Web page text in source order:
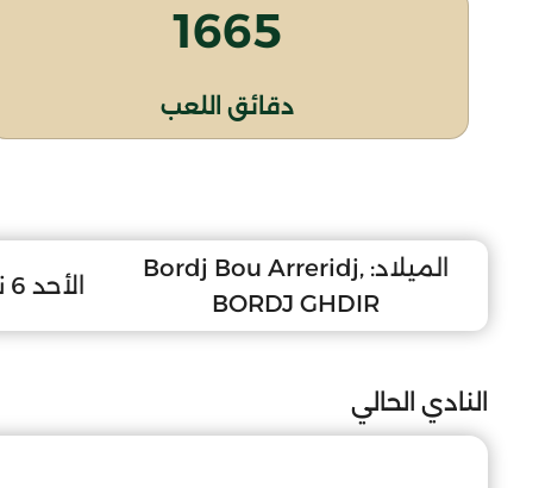
1665
دقائق اللعب
الميلاد: Bordj Bou Arreridj,
BORDJ GHDIR
الأحد 6 نوفمبر 2011
النادي الحالي